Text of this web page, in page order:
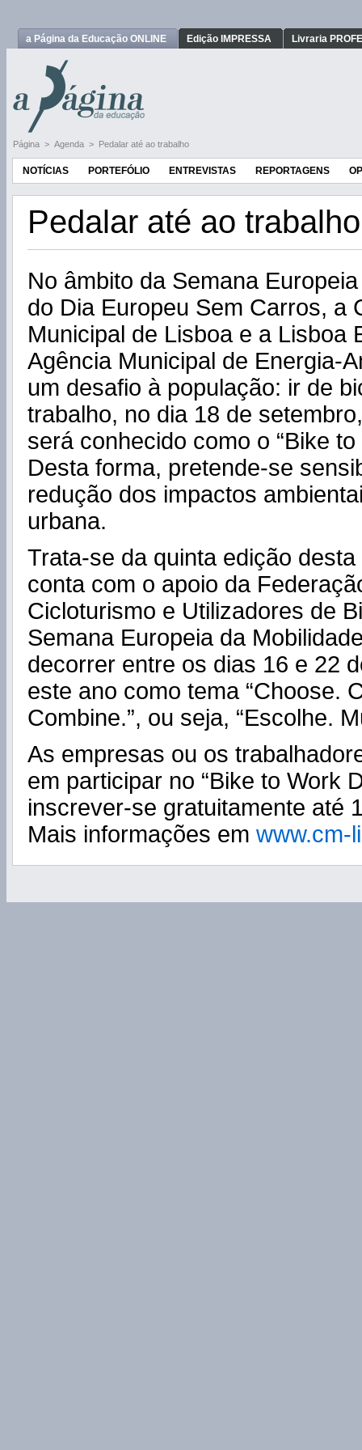
a Página da Educação ONLINE Edição IMPRESSA Livraria
Página > Agenda > Pedalar até ao trabalho
NOTÍCIAS PORTEFÓLIO ENTREVISTAS REPORTAGENS
Pedalar até ao trabalho
No âmbito da Semana
do Dia Europeu Sem Carros, a
Municipal de Lisboa e a Lisboa
Agência Municipal de Energia-
um desafio à população: ir de
trabalho, no dia 18 de
será conhecido como o “Bike to
Desta forma, pretende-se
redução dos impactos
urbana.
Trata-se da quinta edição
conta com o apoio da
Cicloturismo e Utilizadores de
Semana Europeia da
decorrer entre os dias 16 e 22
este ano como tema “Choose.
Combine.”, ou seja, “Escolhe.
As empresas ou os
em participar no “Bike to Work
inscrever-se gratuitamente até
Mais informações em www.cm-